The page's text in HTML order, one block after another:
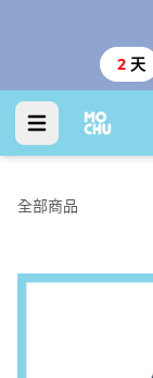
2 天
全部商品